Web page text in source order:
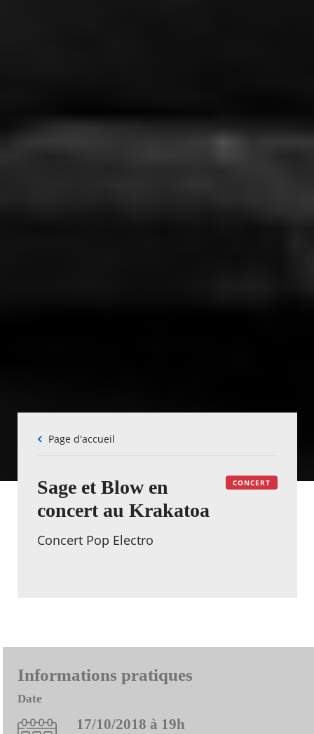
Fil
Page d'accueil
CONCERT
Sage et Blow en
concert au Krakatoa
Concert Pop Electro
Informations pratiques
Date
17/10/2018 à 19h